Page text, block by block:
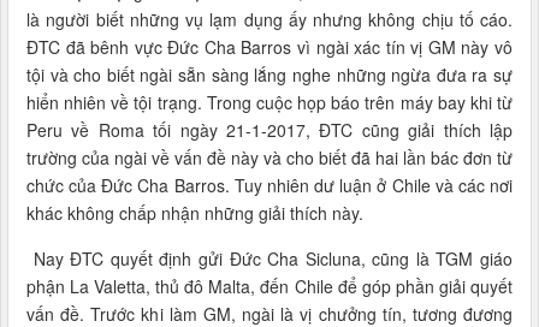
là người biết những vụ lạm dụng ấy nhưng không chịu tố cáo.
ĐTC đã bênh vực Đức Cha Barros vì ngài xác tín vị GM này vô
tội và cho biết ngài sẵn sàng lắng nghe những ngừa đưa ra sự
hiển nhiên về tội trạng. Trong cuộc họp báo trên máy bay khi từ
Peru về Roma tối ngày 21-1-2017, ĐTC cũng giải thích lập
trường của ngài về vấn đề này và cho biết đã hai lần bác đơn từ
chức của Đức Cha Barros. Tuy nhiên dư luận ở Chile và các nơi
khác không chấp nhận những giải thích này.
Nay ĐTC quyết định gửi Đức Cha Sicluna, cũng là TGM giáo
phận La Valetta, thủ đô Malta, đến Chile để góp phần giải quyết
vấn đề. Trước khi làm GM, ngài là vị chưởng tín, tương đương